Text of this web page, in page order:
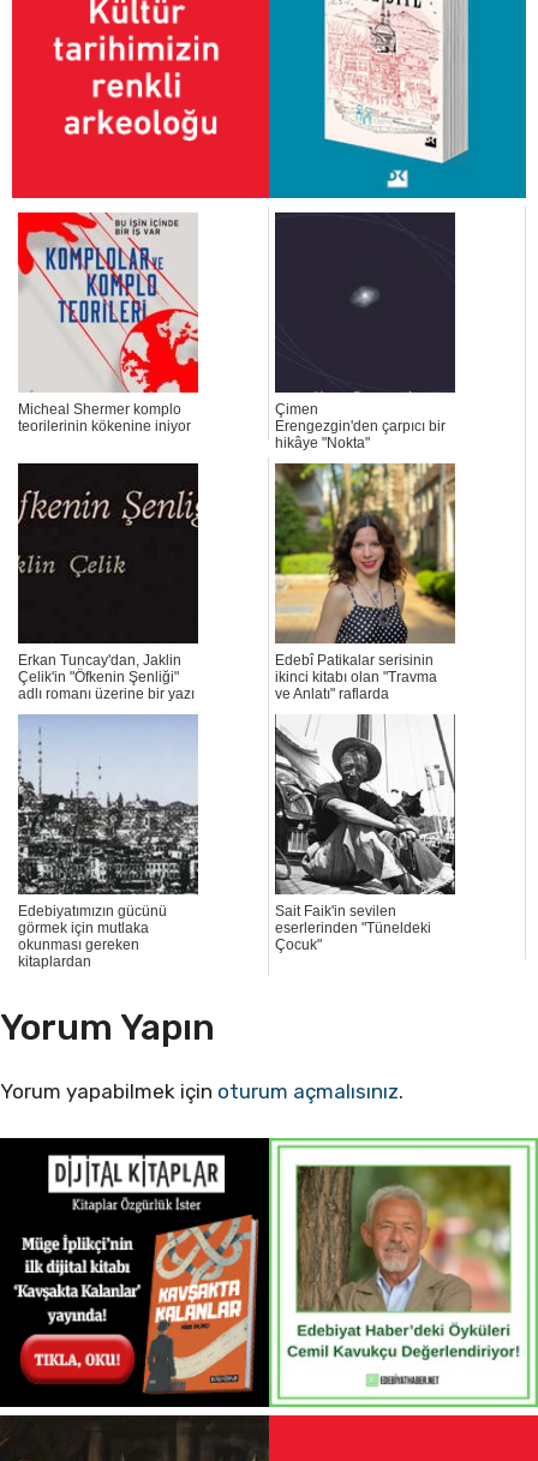
Micheal Shermer komplo
teorilerinin kökenine iniyor
Çimen
Erengezgin'den çarpıcı bir
hikâye "Nokta"
Erkan Tuncay'dan, Jaklin
Çelik'in "Öfkenin Şenliği"
adlı romanı üzerine bir yazı
Edebî Patikalar serisinin
ikinci kitabı olan "Travma
ve Anlatı" raflarda
Edebiyatımızın gücünü
görmek için mutlaka
okunması gereken
kitaplardan
Sait Faik'in sevilen
eserlerinden "Tüneldeki
Çocuk"
Yorum Yapın
Yorum yapabilmek için oturum açmalısınız.